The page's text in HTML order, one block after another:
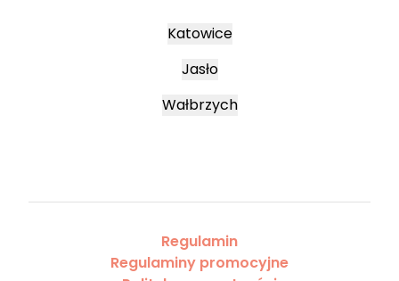
Katowice
Jasło
Wałbrzych
Regulamin
Regulaminy promocyjne